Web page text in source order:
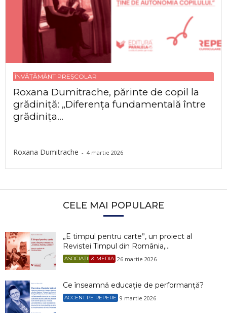
ÎNVĂȚĂMÂNT PREȘCOLAR
Roxana Dumitrache, părinte de copil la
grădiniță: „Diferența fundamentală între
grădinița...
Roxana Dumitrache - 4 martie 2026
CELE MAI POPULARE
„E timpul pentru carte”, un proiect al
Revistei Timpul din România,...
ASOCIAȚII & MEDIA 26 martie 2026
Ce înseamnă educație de performanță?
ACCENT PE REPERE 9 martie 2026